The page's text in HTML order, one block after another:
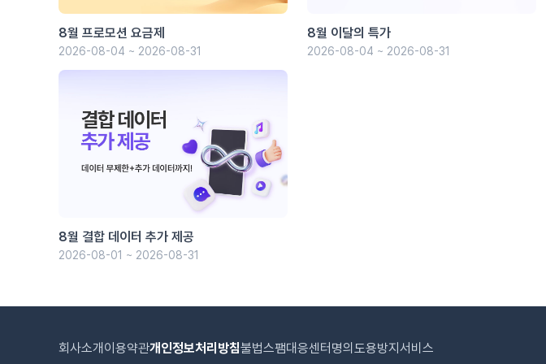
8월 프로모션 요금제
2026-08-04 ~ 2026-08-31
8월 이달의 특가
2026-08-04 ~ 2026-08-31
8월 결합 데이터 추가 제공
2026-08-01 ~ 2026-08-31
회사소개 이용약관개인정보처리방침불법스팸대응센터 명의도용방지서비스